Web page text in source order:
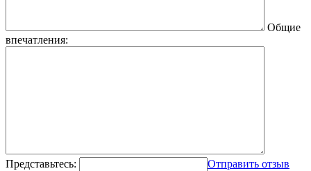
Общие
впечатления:
Представьтесь: Отправить отзыв